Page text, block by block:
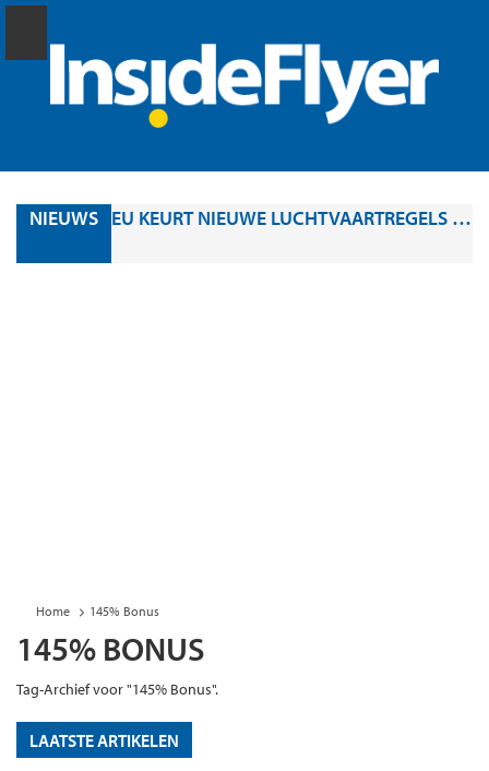
NIEUWS EU KEURT NIEUWE LUCHTVAARTREGELS GOED: DIT VERANDERT ER VOOR PASSAGIERS
Home 145% Bonus
145% BONUS
Tag-Archief voor "145% Bonus".
LAATSTE ARTIKELEN